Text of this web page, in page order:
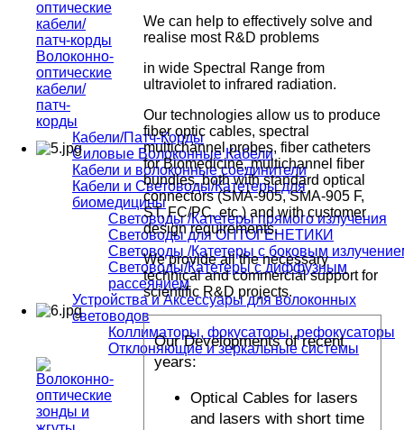
We can help to effectively solve and
realise most R&D problems
in wide Spectral Range from
ultraviolet to infrared radiation.
Our technologies allow us to produce
fiber optic cables, spectral
multichannel probes, fiber catheters
for Biomedicine, multichannel fiber
bundles, both with standard optical
connectors (SMA-905, SMA-905 F,
ST, FC/PC, etc.) and with customer
design requirements.
We provide all the necessary
technical and commercial support for
scientific R&D projects.
Our Developments of recent
years:
Optical Cables for lasers
and lasers with short time
Волоконно-
оптические
кабели/
патч-
корды
Кабели/Патч-Корды
Силовые Волоконные Кабели
Кабели и волоконные соединители
Кабели и Световоды/Катетеры для
биомедицины
Световоды /Катетеры прямого излучения
Световоды для ОПТОГЕНЕТИКИ
Световоды /Катетеры с боковым
Световоды/Катетеры с диффузным
рассеянием
Устройства и Аксессуары для волоконных
световодов
Коллиматоры, фокусаторы, рефокусаторы
Отклоняющие и зеркальные системы